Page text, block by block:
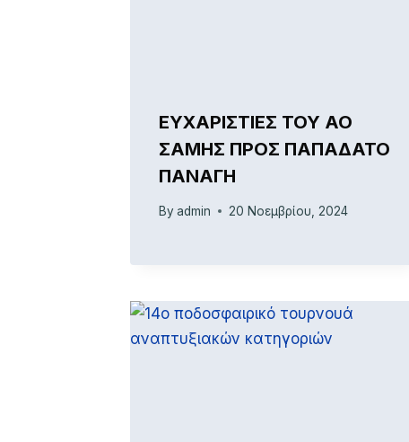
ΕΥΧΑΡΙΣΤΙΕΣ ΤΟΥ ΑΟ
ΣΑΜΗΣ ΠΡΟΣ ΠΑΠΑΔΑΤΟ
ΠΑΝΑΓΗ
By admin 20 Νοεμβρίου, 2024